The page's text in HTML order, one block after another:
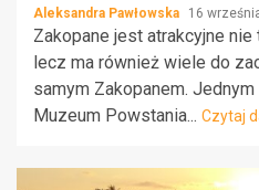
Aleksandra Pawłowska 16
Zakopane jest atrakcyjne
lecz ma również wiele do
samym Zakopanem.
Muzeum Powstania... Czytaj